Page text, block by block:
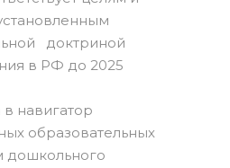
доктриной
в РФ до 2025
навигатор
образовательных
дошкольного